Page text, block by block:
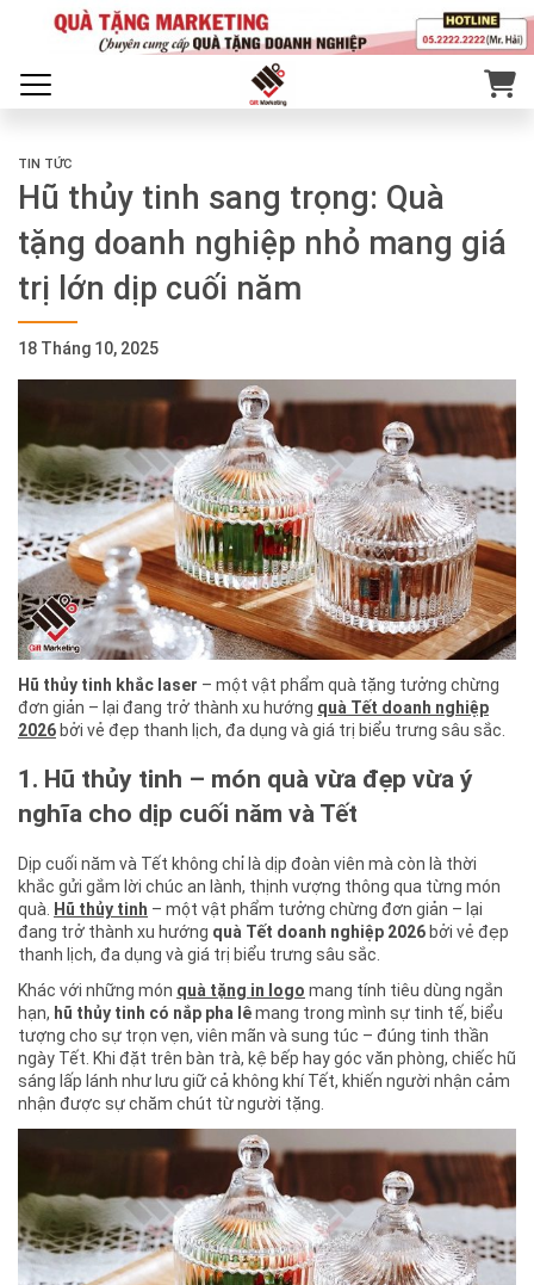
TIN TỨC
Hũ thủy tinh sang trọng: Quà
tặng doanh nghiệp nhỏ mang giá
trị lớn dịp cuối năm
18 Tháng 10, 2025
Hũ thủy tinh khắc laser – một vật phẩm quà tặng tưởng chừng
đơn giản – lại đang trở thành xu hướng quà Tết doanh nghiệp
2026 bởi vẻ đẹp thanh lịch, đa dụng và giá trị biểu trưng sâu sắc.
1. Hũ thủy tinh – món quà vừa đẹp vừa ý
nghĩa cho dịp cuối năm và Tết
Dịp cuối năm và Tết không chỉ là dịp đoàn viên mà còn là thời
khắc gửi gắm lời chúc an lành, thịnh vượng thông qua từng món
quà.
Hũ thủy tinh – một vật phẩm tưởng chừng đơn giản – lại
đang trở thành xu hướng quà Tết doanh nghiệp 2026 bởi vẻ đẹp
thanh lịch, đa dụng và giá trị biểu trưng sâu sắc.
Khác với những món quà tặng in logo mang tính tiêu dùng ngắn
hạn, hũ thủy tinh có nắp pha lêmang trong mình sự tinh tế, biểu
tượng cho sự trọn vẹn, viên mãn và sung túc – đúng tinh thần
ngày Tết. Khi đặt trên bàn trà, kệ bếp hay góc văn phòng, chiếc hũ
sáng lấp lánh như lưu giữ cả không khí Tết, khiến người nhận cảm
nhận được sự chăm chút từ người tặng.